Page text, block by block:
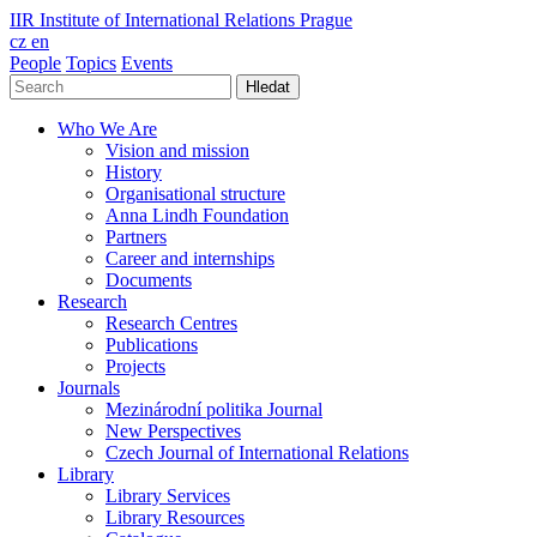
IIR Institute of International Relations Prague
cz en
People Topics Events
Hledat
Who We Are
Vision and mission
History
Organisational structure
Anna Lindh Foundation
Partners
Career and internships
Documents
Research
Research Centres
Publications
Projects
Journals
Mezinárodní politika Journal
New Perspectives
Czech Journal of International Relations
Library
Library Services
Library Resources